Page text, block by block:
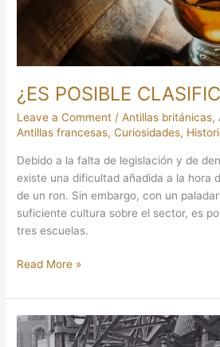
¿ES POSIBLE
Leave a Comment /Antillas británicas,
Antillas francesas,Curiosidades,
Debido a la falta de legislación y de
existe una dificultad añadida a la hora
de un ron. Sin embargo, con un
suficiente cultura sobre el sector, es
tres escuelas.
Read More »
ALGUNAS
CURIOSIDADES